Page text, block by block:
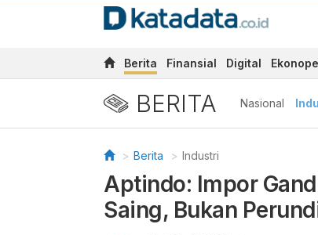
Berita Finansial Digital
BERITA Nasional
Berita Industri
Aptindo: Impor
Saing, Bukan